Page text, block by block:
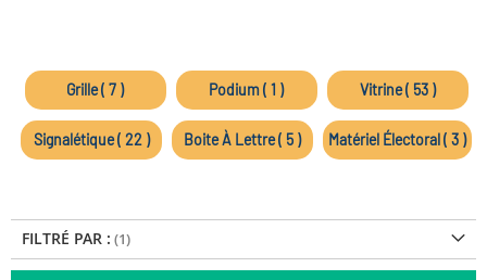
Grille ( 7 ) Podium ( 1 ) Vitrine ( 53 )
Signalétique ( 22 ) Boite À Lettre ( 5 ) Matériel Électoral ( 3 )
FILTRÉ PAR :